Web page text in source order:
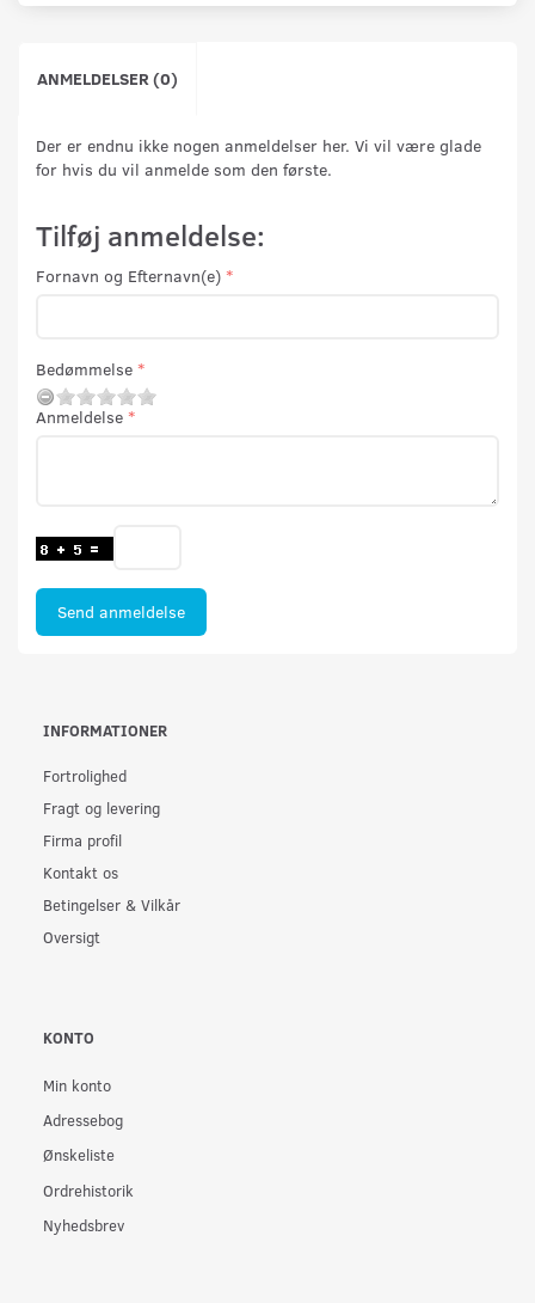
ANMELDELSER (0)
Der er endnu ikke nogen anmeldelser her. Vi vil være glade
for hvis du vil anmelde som den første.
Tilføj anmeldelse:
Fornavn og Efternavn(e)
Bedømmelse
Anmeldelse
Send anmeldelse
INFORMATIONER
Fortrolighed
Fragt og levering
Firma profil
Kontakt os
Betingelser & Vilkår
Oversigt
KONTO
Min konto
Adressebog
Ønskeliste
Ordrehistorik
Nyhedsbrev